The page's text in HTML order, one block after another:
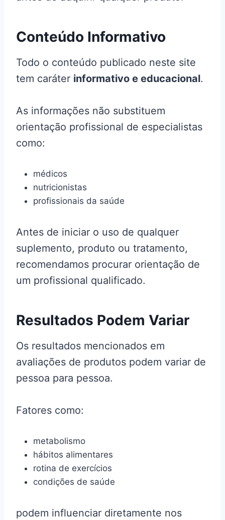
Conteúdo Informativo
Todo o conteúdo publicado neste site
tem caráter informativo e educacional.
As informações não substituem
orientação profissional de especialistas
como:
médicos
nutricionistas
profissionais da saúde
Antes de iniciar o uso de qualquer
suplemento, produto ou tratamento,
recomendamos procurar orientação de
um profissional qualificado.
Resultados Podem Variar
Os resultados mencionados em
avaliações de produtos podem variar de
pessoa para pessoa.
Fatores como:
metabolismo
hábitos alimentares
rotina de exercícios
condições de saúde
podem influenciar diretamente nos